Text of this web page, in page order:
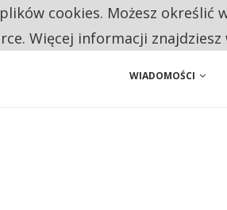
62 ZGŁOSZENIA. WIELU
WIADOMOŚCI
cookies. Możesz
Więcej informacji znajdziesz